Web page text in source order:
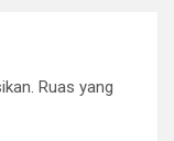
Ruas yang